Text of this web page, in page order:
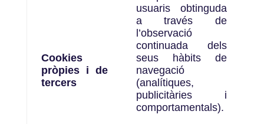
Cookies
pròpies i de
tercers
usuaris obtinguda
a través de
l’observació
continuada dels
seus hàbits de
navegació
(analítiques,
publicitàries i
comportamentals).